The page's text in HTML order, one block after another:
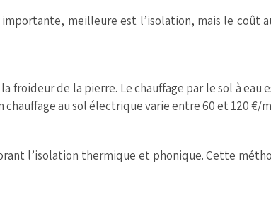
importante, meilleure est l’isolation, mais le
froideur de la pierre. Le chauffage par le sol à
au sol électrique varie entre 60 et 120 €/
l’isolation thermique et phonique. Cette